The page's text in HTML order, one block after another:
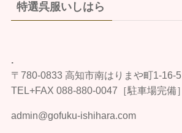
特選呉服いしはら
.
〒780-0833 高知市南はりまや町1-16-5
TEL+FAX 088-880-0047［駐車場完備］
admin@gofuku-ishihara.com